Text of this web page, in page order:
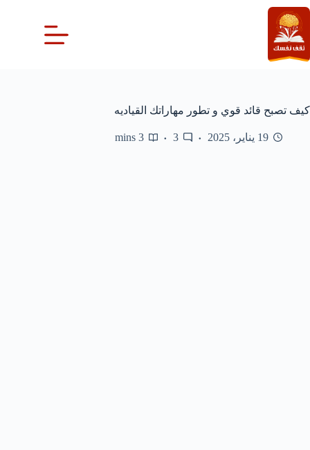
التجاوز
إلى
المحتوى
كيف تصبح قائد قوي و تطور مهاراتك القياديه
19 يناير، 2025 3
3 mins